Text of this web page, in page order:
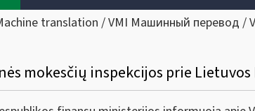
translation / VMI Машинный перевод /